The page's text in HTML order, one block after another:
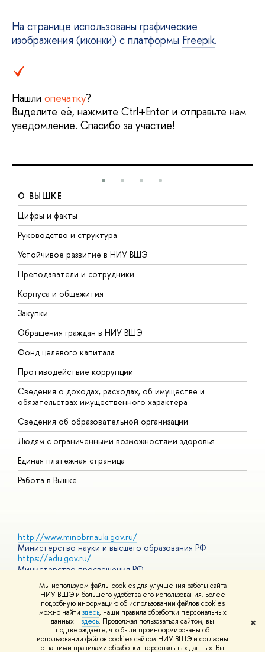
Мы используем файлы cookies для улучшения работы сайта
НИУ ВШЭ и большего удобства его использования. Более
подробную информацию об использовании файлов cookies
можно найти здесь, наши правила обработки персональных
данных –здесь. Продолжая пользоваться сайтом, вы
подтверждаете, что были проинформированы об
использовании файлов cookies сайтом НИУ ВШЭ и согласны
с нашими правилами обработки персональных данных. Вы
✖
На странице использованы графические
изображения (иконки) с платформы Freepik.
Нашли опечатку?
Выделите её, нажмите Ctrl+Enter и отправьте нам
уведомление. Спасибо за участие!
О ВЫШКЕ
Цифры и факты
Руководство и структура
Устойчивое развитие в НИУ ВШЭ
Преподаватели и сотрудники
Корпуса и общежития
Закупки
Обращения граждан в НИУ ВШЭ
Фонд целевого капитала
Противодействие коррупции
Сведения о доходах, расходах, об имуществе и
обязательствах имущественного характера
Сведения об образовательной организации
Людям с ограниченными возможностями здоровья
Единая платежная страница
Работа в Вышке
http://www.minobrnauki.gov.ru/
Министерство науки и высшего образования РФ
https://edu.gov.ru/
Министерство просвещения РФ
Массовые открытые онлайн-курсы
© НИУ ВШЭ 1993–2026 Адреса и контактыУсловия
использования материалов Политика конфиденциальности